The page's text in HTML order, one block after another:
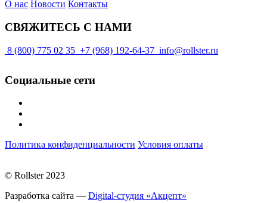
О нас Новости Контакты
СВЯЖИТЕСЬ С НАМИ
8 (800) 775 02 35 +7 (968) 192-64-37 info@rollster.ru
Социальные сети
Политика конфиденциальности Условия оплаты
© Rollster 2023
Разработка сайта — Digital-студия «Акцепт»